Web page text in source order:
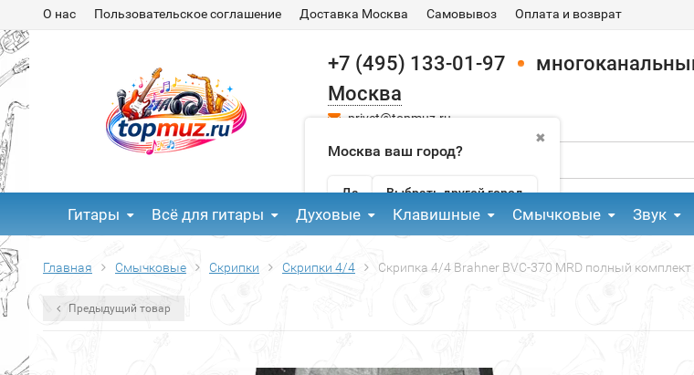
О нас Пользовательское соглашение Доставка Москва Самовывоз Оплата и возврат
+7 (495) 133-01-97
Москва
✖
Москва ваш город?
Да Выбрать другой город
privet@topmuz.ru
Гитары Всё для гитары Духовые Клавишные Смычковые Звук
Главная Смычковые Скрипки Скрипки 4/4 Скрипка 4/4 Brahner BVC-370 MRD полный комплект
Предыдущий товар